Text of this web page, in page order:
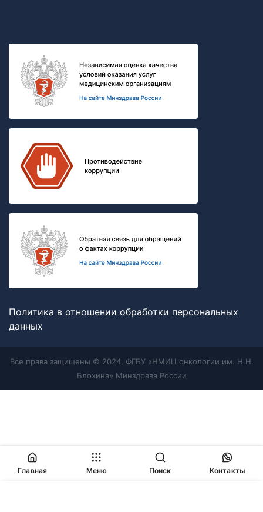
Политика в отношении обработки персональных
данных
Все права защищены © 2024, ФГБУ «НМИЦ онкологии им. Н.Н.
Блохина» Минздрава России
Главная Меню Поиск Контакты